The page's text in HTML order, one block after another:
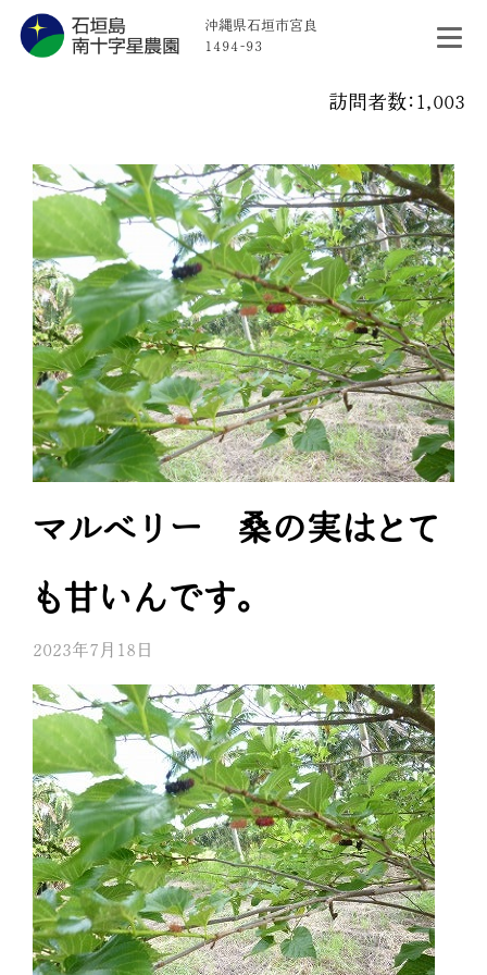
沖縄県石垣市宮良
1494-93
訪問者数：1,003
マルベリー 桑の実はとて
も甘いんです。
2023年7月18日